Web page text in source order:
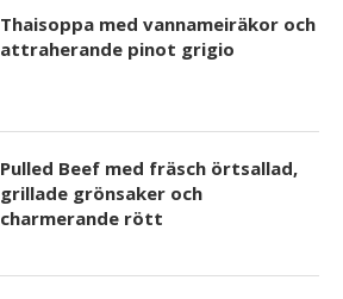
Thaisoppa med vannameiräkor och
attraherande pinot grigio
Pulled Beef med fräsch örtsallad,
grillade grönsaker och
charmerande rött